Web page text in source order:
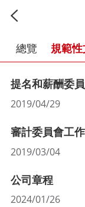
總覽 規範
提名和薪酬委
2019/04/29
審計委員會工
2019/03/04
公司章程
2024/01/26